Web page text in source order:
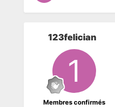
123felician
Membres confirmés